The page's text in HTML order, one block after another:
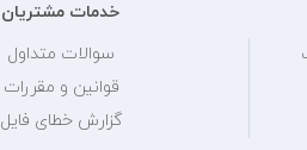
خدمات مشتریان
سوالات متداول
قوانین و مقررات
گزارش خطای فایل